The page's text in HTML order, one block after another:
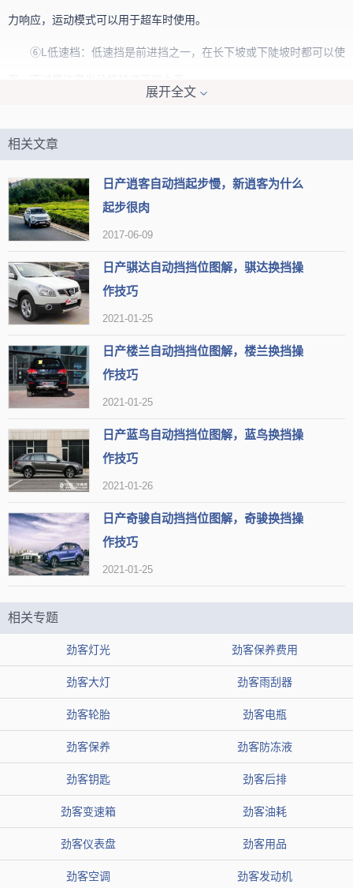
力响应，运动模式可以用于超车时使用。
⑥L低速档：低速挡是前进挡之一，在长下坡或下陡坡时都可以使
变速箱不会自动介入。
的效果以及加强能量回收，可以起到给车辆的动力电池充电的目的，
以增加电池的续航能力。
日产劲客换挡操作技巧
1、换挡拨片的使用
可以通过方向盘的“+”、“-”拨片进行升降档。手动模式虽然繁琐一些，
不过可以精确控制合适转速与扭矩时的档位切换。
展开全文
相关文章
日产逍客自动挡起步慢，新逍客为什么
起步很肉
2017-06-09
日产骐达自动挡挡位图解，骐达换挡操
作技巧
2021-01-25
日产楼兰自动挡挡位图解，楼兰换挡操
作技巧
2021-01-25
日产蓝鸟自动挡挡位图解，蓝鸟换挡操
作技巧
2021-01-26
日产奇骏自动挡挡位图解，奇骏换挡操
作技巧
2021-01-25
相关专题
劲客灯光 劲客保养费用
劲客大灯 劲客雨刮器
劲客轮胎 劲客电瓶
劲客保养 劲客防冻液
劲客钥匙 劲客后排
劲客变速箱 劲客油耗
劲客仪表盘 劲客用品
劲客空调 劲客发动机